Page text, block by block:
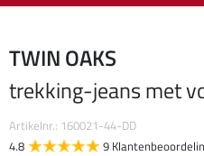
TWIN OAKS
trekking-jeans met
Artikelnr.: 160021-44-DD
4.8
9